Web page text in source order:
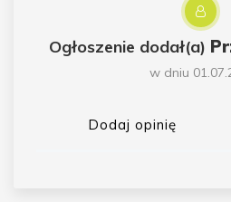
Ogłoszenie dodał(a)
w dniu
Dodaj opinię